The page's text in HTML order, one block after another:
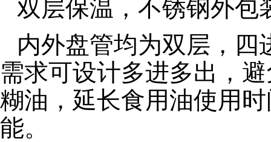
双层保温，不锈钢外包
内外盘管均为双层，四
需求可设计多进多出，
糊油，延长食用油使用
能。